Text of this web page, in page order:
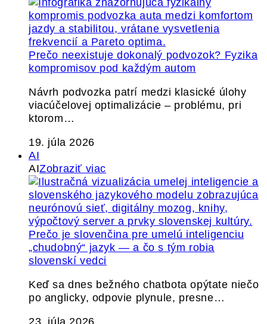
Prečo neexistuje dokonalý podvozok? Fyzika
kompromisov pod každým autom
Návrh podvozka patrí medzi klasické úlohy
viacúčelovej optimalizácie – problému, pri
ktorom…
19. júla 2026
AI
AIZobraziť viac
Prečo je slovenčina pre umelú inteligenciu
„chudobný“ jazyk — a čo s tým robia
slovenskí vedci
Keď sa dnes bežného chatbota opýtate niečo
po anglicky, odpovie plynule, presne…
23. júla 2026